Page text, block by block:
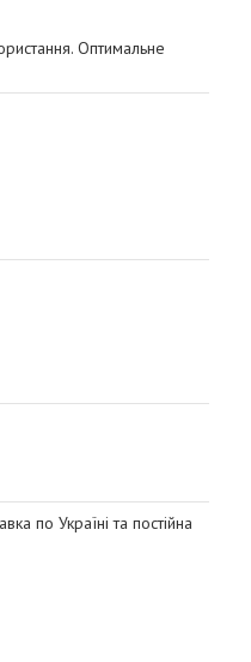
Оптимальне
по Україні та постійна